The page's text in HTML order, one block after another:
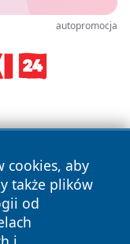
autopromocja
cookies, aby
także plików
od prawa